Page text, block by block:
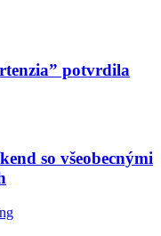
potvrdila
so všeobecnými